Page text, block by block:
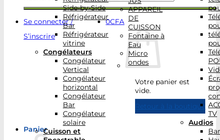
Se connecter /
S’inscrire
0CFA
Votre panier est
vide.
Retour à la boutique
Panier
Side-by-Side
Réfrigérateur
Bar
Réfrigérateur
vitrine
Congélateurs
Congélateur
Vertical
Congélateur
horizontal
Congélateur
Bar
Congélateur
solaire
Cuisson et
APPAREIL
DE
CUISSON
Fontaine à
Eau
Micro
ondes
TV
Audios